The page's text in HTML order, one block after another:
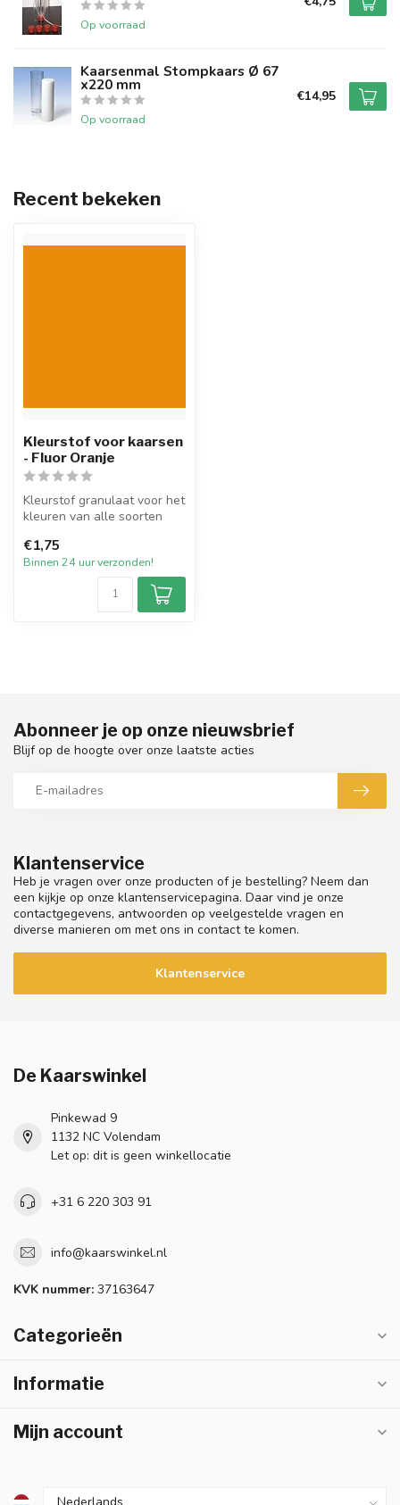
Op voorraad
Kaarsenmal Stompkaars Ø 67
x220 mm
Op voorraad
€14,95
Recent bekeken
Kleurstof voor kaarsen
- Fluor Oranje
Kleurstof granulaat voor het
kleuren van alle soorten
€1,75
Binnen 24 uur verzonden!
Klantenservice
Heb je vragen over onze producten of je bestelling? Neem dan
een kijkje op onze klantenservicepagina. Daar vind je onze
contactgegevens, antwoorden op veelgestelde vragen en
diverse manieren om met ons in contact te komen.
Klantenservice
Abonneer je op onze nieuwsbrief
Blijf op de hoogte over onze laatste acties
De Kaarswinkel
Pinkewad 9
1132 NC Volendam
Let op: dit is geen winkellocatie
+31 6 220 303 91
info@kaarswinkel.nl
KVK nummer: 37163647
Categorieën
Informatie
Mijn account